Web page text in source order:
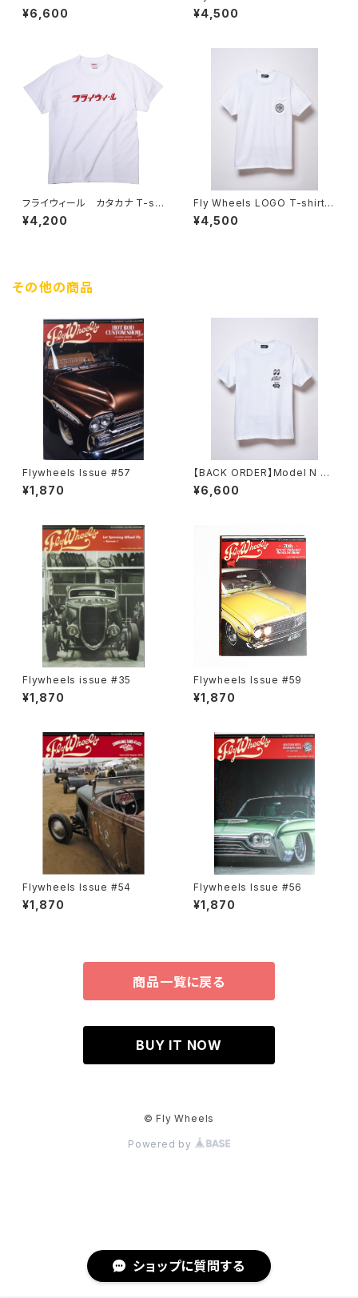
ショップに質問する
OJECT TEE / Black
¥6,600
Black
¥4,500
フライウィール カタカナ T-shi
rts White
¥4,200
Fly Wheels LOGO T-shirts
White
¥4,500
その他の商品
Flywheels Issue #57
¥1,870
【BACK ORDER】Model N PR
OJECT TEE / White
¥6,600
Flywheels issue #35
¥1,870
Flywheels Issue #59
¥1,870
Flywheels Issue #54
¥1,870
Flywheels Issue #56
¥1,870
商品一覧に戻る
BUY IT NOW
© Fly Wheels
Powered by